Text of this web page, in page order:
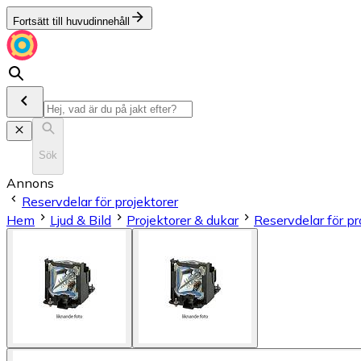
Fortsätt till huvudinnehåll
Sök
Annons
Reservdelar för projektorer
Hem
Ljud & Bild Projektorer & dukar Reservdelar för